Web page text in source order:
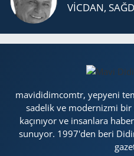
VİCDAN,
mavididimcomtr, yepyeni
sadelik ve modernizmi
kaçınıyor ve insanlara
sunuyor. 1997'den beri